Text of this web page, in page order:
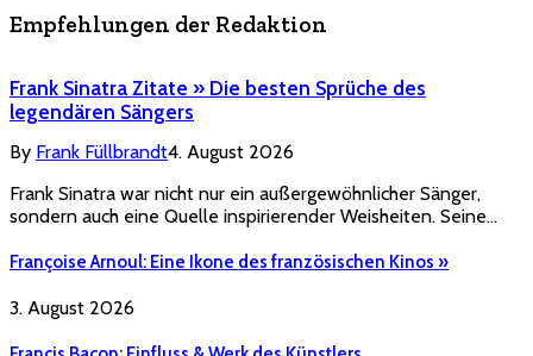
Empfehlungen der Redaktion
Frank Sinatra Zitate » Die besten Sprüche des
legendären Sängers
By Frank Füllbrandt4. August 2026
Frank Sinatra war nicht nur ein außergewöhnlicher Sänger,
sondern auch eine Quelle inspirierender Weisheiten. Seine…
Françoise Arnoul: Eine Ikone des französischen Kinos »
3. August 2026